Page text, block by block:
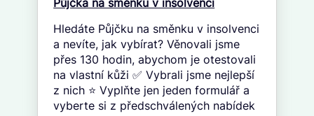
Hledáte Půjčku na směnku v insolvenci
a nevíte, jak vybírat? Věnovali jsme
přes 130 hodin, abychom je otestovali
na vlastní kůži ✅ Vybrali jsme nejlepší
z nich ⭐ Vyplňte jen jeden formulář a
vyberte si z předschválených nabídek